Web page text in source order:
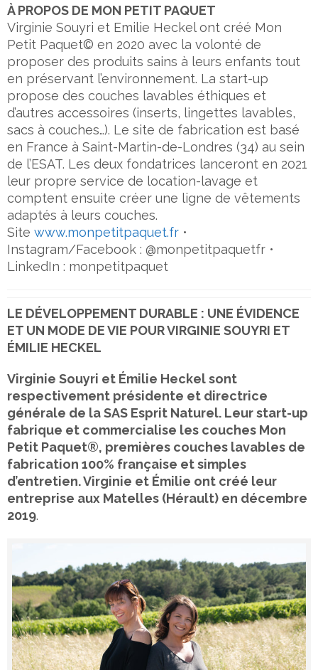
À PROPOS DE MON PETIT PAQUET
Virginie Souyri et Emilie Heckel ont créé Mon
Petit Paquet© en 2020 avec la volonté de
proposer des produits sains à leurs enfants tout
en préservant l’environnement. La start-up
propose des couches lavables éthiques et
d’autres accessoires (inserts, lingettes lavables,
sacs à couches…). Le site de fabrication est basé
en France à Saint-Martin-de-Londres (34) au sein
de l’ESAT. Les deux fondatrices lanceront en 2021
leur propre service de location-lavage et
comptent ensuite créer une ligne de vêtements
adaptés à leurs couches.
Site www.monpetitpaquet.fr •
Instagram/Facebook : @monpetitpaquetfr •
LinkedIn : monpetitpaquet
LE DÉVELOPPEMENT DURABLE : UNE ÉVIDENCE
ET UN MODE DE VIE POUR VIRGINIE SOUYRI ET
ÉMILIE HECKEL
Virginie Souyri et Émilie Heckel sont
respectivement présidente et directrice
générale de la SAS Esprit Naturel. Leur start-up
fabrique et commercialise les couches Mon
Petit Paquet®, premières couches lavables de
fabrication 100% française et simples
d’entretien. Virginie et Émilie ont créé leur
entreprise aux Matelles (Hérault) en décembre
2019.